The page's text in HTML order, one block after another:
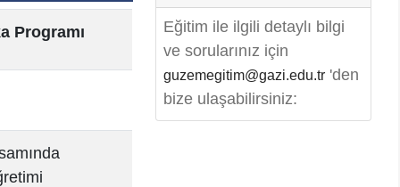
Programı
Eğitim ile ilgili detaylı bilgi
ve sorularınız için
guzemegitim@gazi.edu.tr 'den
bize ulaşabilirsiniz: